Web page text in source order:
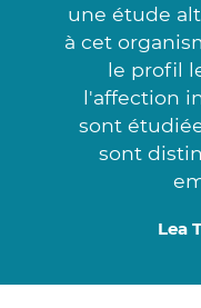
une étude
à cet
le profil
l'affection
sont
sont
Lea